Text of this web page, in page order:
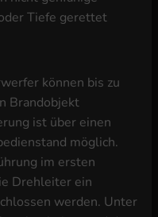
Tiefe gerettet
können bis zu
Brandobjekt
ist über einen
möglich.
im ersten
Drehleiter ein
werden. Unter